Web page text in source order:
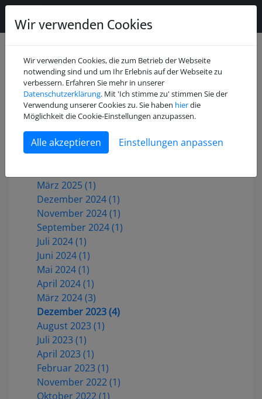
Juli 2026 (2)
Mai 2026 (1)
Dezember 2025 (3)
Oktober 2025 (1)
Juni 2025 (1)
März 2025 (1)
Dezember 2024 (1)
November 2024 (1)
September 2024 (1)
Juli 2024 (1)
Juni 2024 (1)
Mai 2024 (1)
April 2024 (1)
März 2024 (3)
Dezember 2023 (4)
August 2023 (1)
Juli 2023 (1)
April 2023 (1)
Februar 2023 (1)
November 2022 (1)
Oktober 2022 (1)
Wir verwenden Cookies
Wir verwenden Cookies, die zum Betrieb der Webseite
notwending sind und um Ihr Erlebnis auf der Webseite zu
verbessern. Erfahren Sie mehr in unserer
Datenschutzerklärung. Mit 'Ich stimme zu' stimmen Sie der
Verwendung unserer Cookies zu. Sie haben hierdie
Möglichkeit die Cookie-Einstellungen anzupassen.
Einstellungen anpassen